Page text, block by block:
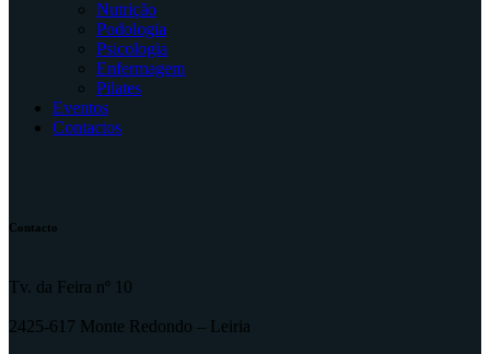
Nutrição
Podologia
Psicologia
Enfermagem
Pilates
Eventos
Contactos
Contacto
Tv. da Feira nº 10
2425-617 Monte Redondo – Leiria